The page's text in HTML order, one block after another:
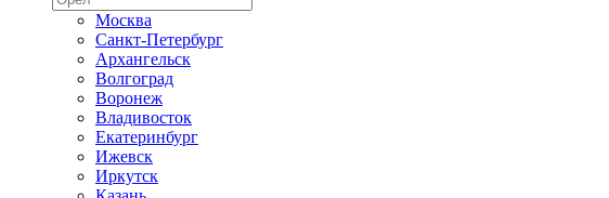
Москва
Санкт-Петербург
Архангельск
Волгоград
Воронеж
Владивосток
Екатеринбург
Ижевск
Иркутск